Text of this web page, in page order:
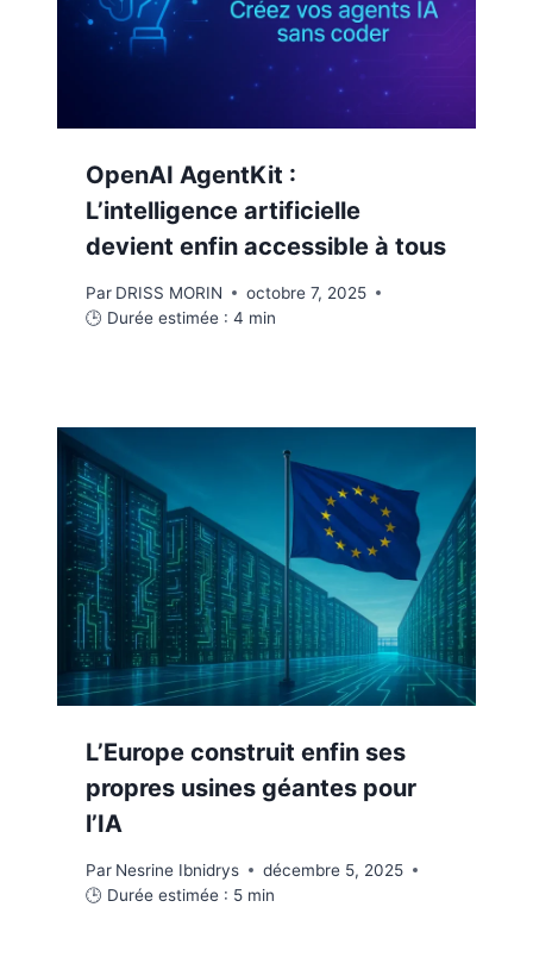
OpenAI AgentKit :
L’intelligence artificielle
devient enfin accessible à tous
Par DRISS MORIN
octobre 7, 2025
🕒 Durée estimée : 4 min
L’Europe construit enfin ses
propres usines géantes pour
l’IA
Par Nesrine Ibnidrys
décembre 5, 2025
🕒 Durée estimée : 5 min